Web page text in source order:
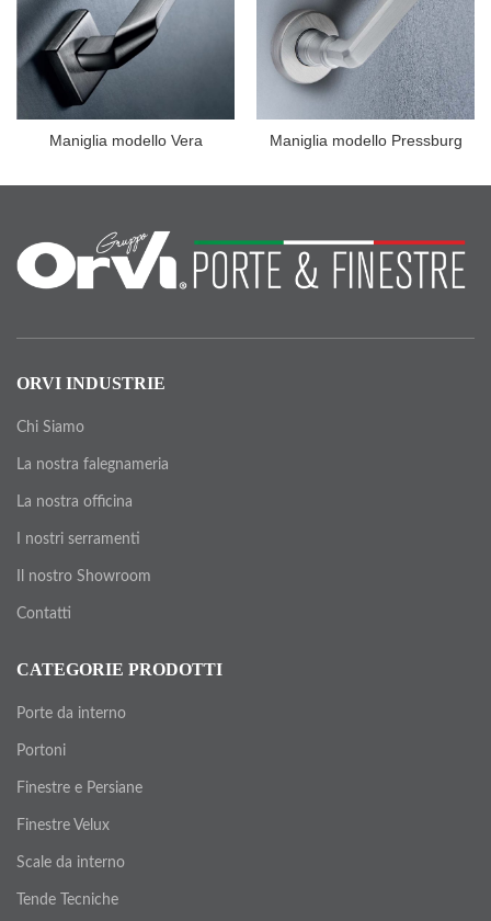
Maniglia modello Vera Maniglia modello Pressburg
ORVI INDUSTRIE
Chi Siamo
La nostra falegnameria
La nostra officina
I nostri serramenti
Il nostro Showroom
Contatti
CATEGORIE PRODOTTI
Porte da interno
Portoni
Finestre e Persiane
Finestre Velux
Scale da interno
Tende Tecniche